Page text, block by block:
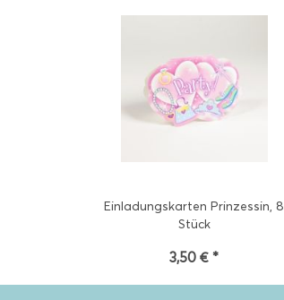
Einladungskarten Prinzessin, 8
Stück
3,50 € *